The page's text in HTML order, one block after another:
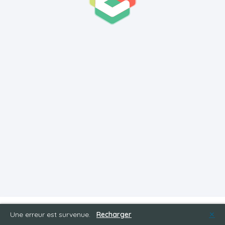
Une erreur est survenue. Recharger ✕